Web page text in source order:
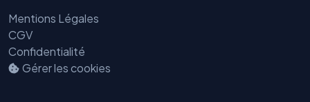
Mentions Légales
CGV
Confidentialité
Gérer les cookies